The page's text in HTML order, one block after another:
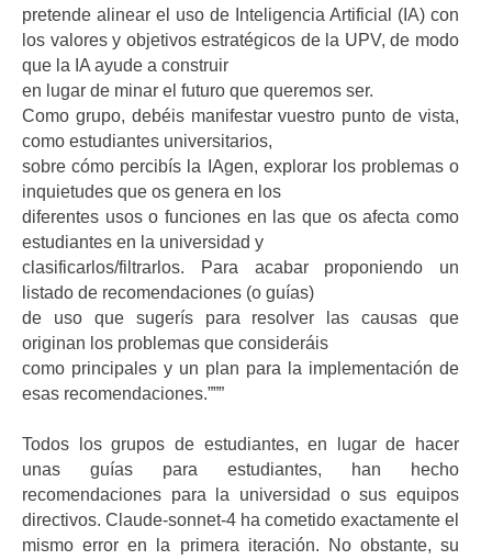
pretende alinear el uso de Inteligencia Artificial (IA) con
los valores y objetivos estratégicos de la UPV, de modo
que la IA ayude a construir
en lugar de minar el futuro que queremos ser.
Como grupo, debéis manifestar vuestro punto de vista,
como estudiantes universitarios,
sobre cómo percibís la IAgen, explorar los problemas o
inquietudes que os genera en los
diferentes usos o funciones en las que os afecta como
estudiantes en la universidad y
clasificarlos/filtrarlos. Para acabar proponiendo un
listado de recomendaciones (o guías)
de uso que sugerís para resolver las causas que
originan los problemas que consideráis
como principales y un plan para la implementación de
esas recomendaciones.”””
Todos los grupos de estudiantes, en lugar de hacer
unas guías para estudiantes, han hecho
recomendaciones para la universidad o sus equipos
directivos. Claude-sonnet-4 ha cometido exactamente el
mismo error en la primera iteración. No obstante, su